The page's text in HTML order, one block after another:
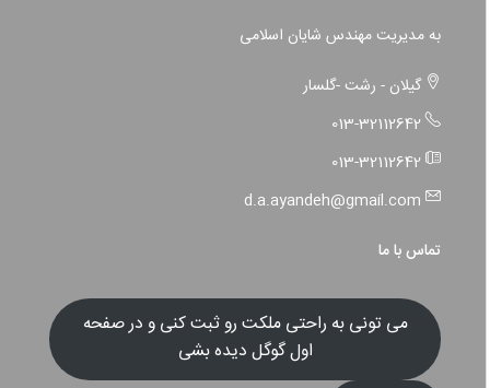
به مدیریت مهندس شایان اسلامی
گیلان - رشت -گلسار
013-32112642
013-32112642
d.a.ayandeh@gmail.com
تماس با ما
می تونی به راحتی ملکت رو ثبت کنی و در صفحه
اول گوگل دیده بشی